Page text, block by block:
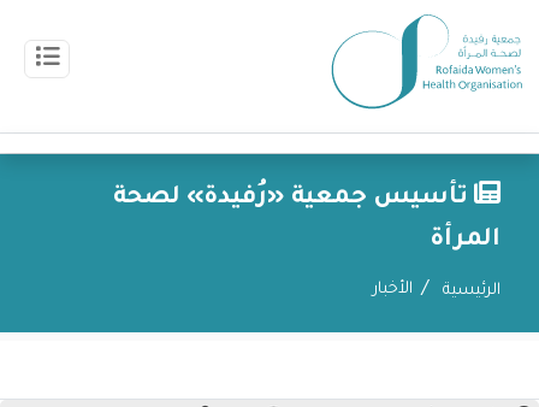
تأسيس جمعية «رُفيدة» لصحة
المرأة
الرئيسية الأخبار